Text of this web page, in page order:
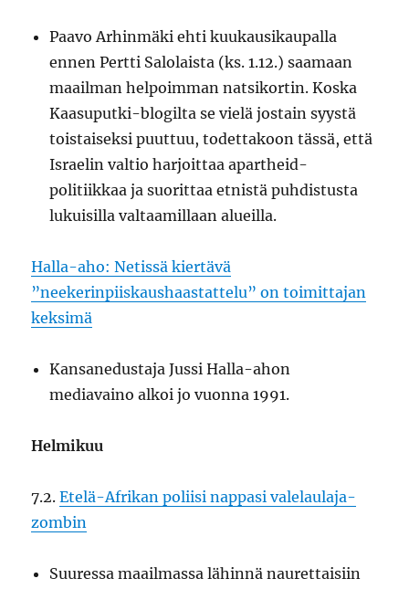
Paavo Arhinmäki ehti kuukausikaupalla
ennen Pertti Salolaista (ks. 1.12.) saamaan
maailman helpoimman natsikortin. Koska
Kaasuputki-blogilta se vielä jostain syystä
toistaiseksi puuttuu, todettakoon tässä, että
Israelin valtio harjoittaa apartheid-
politiikkaa ja suorittaa etnistä puhdistusta
lukuisilla valtaamillaan alueilla.
Halla-aho: Netissä kiertävä
”neekerinpiiskaushaastattelu” on toimittajan
keksimä
Kansanedustaja Jussi Halla-ahon
mediavaino alkoi jo vuonna 1991.
Helmikuu
7.2.Etelä-Afrikan poliisi nappasi valelaulaja-
zombin
Suuressa maailmassa lähinnä naurettaisiin